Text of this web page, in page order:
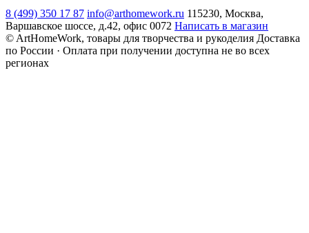
8 (499) 350 17 87 info@arthomework.ru 115230, Москва,
Варшавское шоссе, д.42, офис 0072 Написать в магазин
© ArtHomeWork, товары для творчества и рукоделия Доставка
по России · Оплата при получении доступна не во всех
регионах